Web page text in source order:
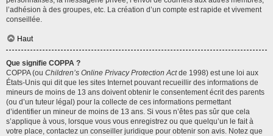
l’adhésion à des groupes, etc. La création d’un compte est rapide et vivement
conseillée.
Haut
Que signifie COPPA ?
COPPA (ou Children’s Online Privacy Protection Actde 1998) est une loi aux
États-Unis qui dit que les sites Internet pouvant recueillir des informations de
mineurs de moins de 13 ans doivent obtenir le consentement écrit des parents
(ou d’un tuteur légal) pour la collecte de ces informations permettant
d’identifier un mineur de moins de 13 ans. Si vous n’êtes pas sûr que cela
s’applique à vous, lorsque vous vous enregistrez ou que quelqu’un le fait à
votre place, contactez un conseiller juridique pour obtenir son avis. Notez que